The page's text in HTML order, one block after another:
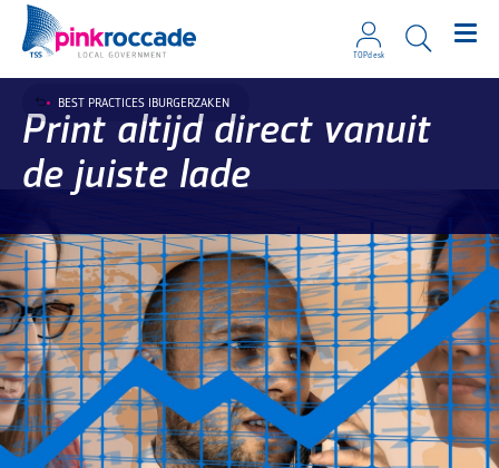
TOPdesk
Print altijd direct vanuit
de juiste lade
BEST PRACTICES IBURGERZAKEN